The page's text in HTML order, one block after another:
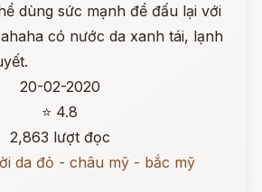
dùng sức mạnh để đấu lại với
có nước da xanh tái, lạnh
20-02-2020
⭐ 4.8
2,863 lượt đọc
da đỏ - châu mỹ - bắc mỹ